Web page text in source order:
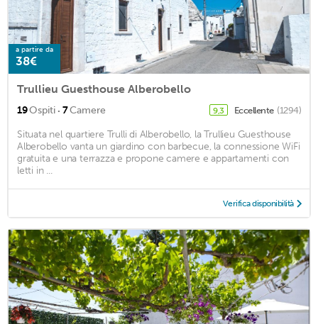
a partire da
38€
Trullieu Guesthouse Alberobello
19Ospiti · 7Camere 9,3 Eccellente (1294)
Situata nel quartiere Trulli di Alberobello, la Trullieu Guesthouse
Alberobello vanta un giardino con barbecue, la connessione WiFi
gratuita e una terrazza e propone camere e appartamenti con
letti in ...
Verifica disponibilità